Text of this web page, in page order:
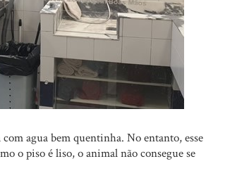
agua bem quentinha. No entanto, esse
o piso é liso, o animal não consegue se